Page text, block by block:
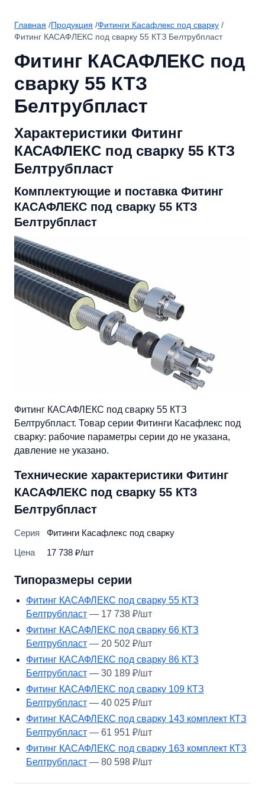
Главная /Продукция /Фитинги Касафлекс под сварку /
Фитинг КАСАФЛЕКС под сварку 55 КТЗ Белтрубпласт
Фитинг КАСАФЛЕКС под
сварку 55 КТЗ
Белтрубпласт
Характеристики Фитинг
КАСАФЛЕКС под сварку 55 КТЗ
Белтрубпласт
Комплектующие и поставка Фитинг
КАСАФЛЕКС под сварку 55 КТЗ
Белтрубпласт
Фитинг КАСАФЛЕКС под сварку 55 КТЗ
Белтрубпласт. Товар серии Фитинги Касафлекс под
сварку: рабочие параметры серии до не указана,
давление не указано.
Технические характеристики Фитинг
КАСАФЛЕКС под сварку 55 КТЗ
Белтрубпласт
Серия
Фитинги Касафлекс под сварку
Цена
17 738 ₽/шт
Типоразмеры серии
Фитинг КАСАФЛЕКС под сварку 55 КТЗ
Белтрубпласт — 17 738 ₽/шт
Фитинг КАСАФЛЕКС под сварку 66 КТЗ
Белтрубпласт — 20 502 ₽/шт
Фитинг КАСАФЛЕКС под сварку 86 КТЗ
Белтрубпласт — 30 189 ₽/шт
Фитинг КАСАФЛЕКС под сварку 109 КТЗ
Белтрубпласт — 40 025 ₽/шт
Фитинг КАСАФЛЕКС под сварку 143 комплект КТЗ
Белтрубпласт — 61 951 ₽/шт
Фитинг КАСАФЛЕКС под сварку 163 комплект КТЗ
Белтрубпласт — 80 598 ₽/шт